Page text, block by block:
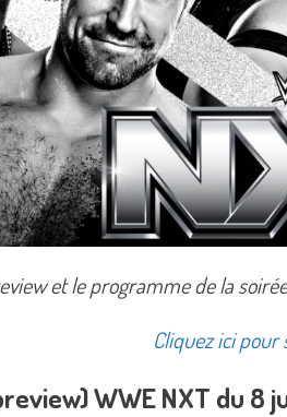
et le programme de la
Cliquez ici pour
WWE NXT du 8